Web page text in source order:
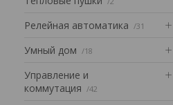
Релейная автоматика 31
Умный дом 18
Управление и
коммутация
42